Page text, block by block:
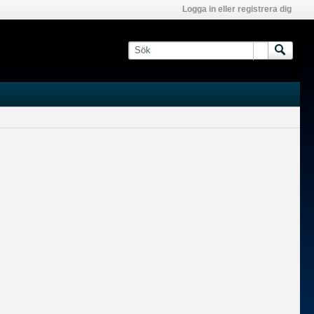
Logga in eller registrera dig